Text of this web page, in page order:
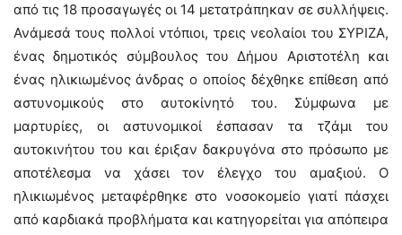
από τις 18 προσαγωγές οι 14 μετατράπηκαν σε συλλήψεις.
Ανάμεσά τους πολλοί ντόπιοι, τρεις νεολαίοι του ΣΥΡΙΖΑ,
ένας δημοτικός σύμβουλος του Δήμου Αριστοτέλη και
ένας ηλικιωμένος άνδρας ο οποίος δέχθηκε επίθεση από
αστυνομικούς στο αυτοκίνητό του. Σύμφωνα με
μαρτυρίες, οι αστυνομικοί έσπασαν τα τζάμι του
αυτοκινήτου του και έριξαν δακρυγόνα στο πρόσωπο με
αποτέλεσμα να χάσει τον έλεγχο του αμαξιού. Ο
ηλικιωμένος μεταφέρθηκε στο νοσοκομείο γιατί πάσχει
από καρδιακά προβλήματα και κατηγορείται για απόπειρα